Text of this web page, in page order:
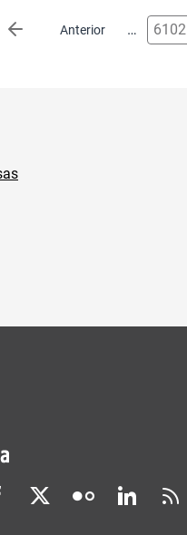
Anterior
Página anterior … 6102